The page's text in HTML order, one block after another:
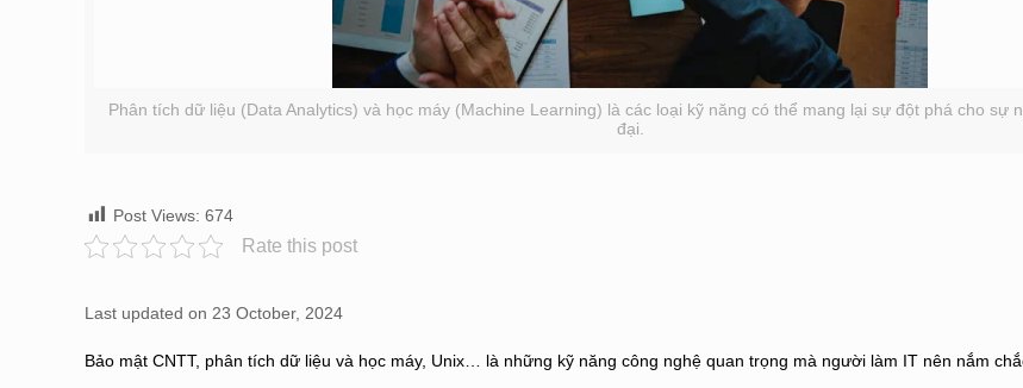
Phân tích dữ liệu (Data Analytics) và học máy (Machine Learning) là các loại kỹ năng có thể mang lại sự đột phá cho sự
đại.
Post Views: 674
Rate this post
Last updated on 23 October, 2024
Bảo mật CNTT, phân tích dữ liệu và học máy, Unix… là những kỹ năng công nghệ quan trọng mà người làm IT nên nắm